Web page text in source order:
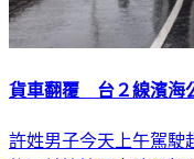
貨車翻覆 台２線濱海
許姓男子今天上午駕駛